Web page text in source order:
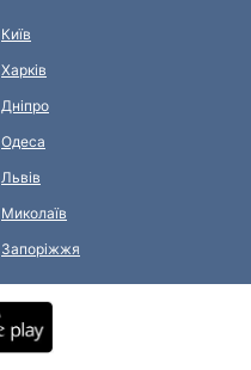
Київ
Харків
Дніпро
Одеса
Львів
Миколаїв
Запоріжжя